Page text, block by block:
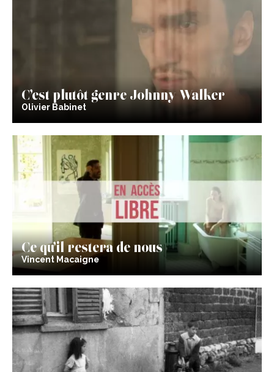
C’est plutôt genre Johnny Walker
Olivier Babinet
Ce qu’il restera de nous
Vincent Macaigne